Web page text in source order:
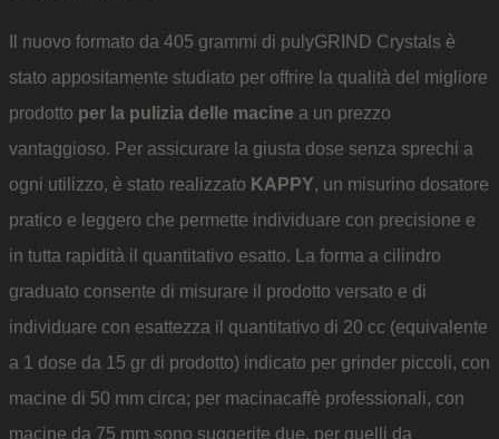
Il nuovo formato da 405 grammi di pulyGRIND Crystals è
stato appositamente studiato per offrire la qualità del migliore
prodotto per la pulizia delle macine a un prezzo
vantaggioso. Per assicurare la giusta dose senza sprechi a
ogni utilizzo, è stato realizzato KAPPY, un misurino dosatore
pratico e leggero che permette individuare con precisione e
in tutta rapidità il quantitativo esatto. La forma a cilindro
graduato consente di misurare il prodotto versato e di
individuare con esattezza il quantitativo di 20 cc (equivalente
a 1 dose da 15 gr di prodotto) indicato per grinder piccoli, con
macine di 50 mm circa; per macinacaffè professionali, con
macine da 75 mm sono suggerite due, per quelli da